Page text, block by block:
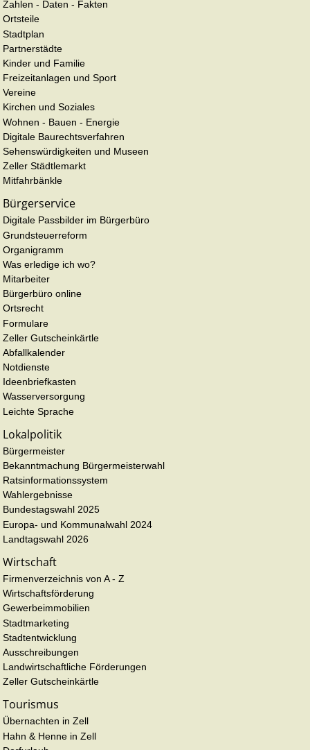
Zahlen - Daten - Fakten
Ortsteile
Stadtplan
Partnerstädte
Kinder und Familie
Freizeitanlagen und Sport
Vereine
Kirchen und Soziales
Wohnen - Bauen - Energie
Digitale Baurechtsverfahren
Sehenswürdigkeiten und Museen
Zeller Städtlemarkt
Mitfahrbänkle
Bürgerservice
Digitale Passbilder im Bürgerbüro
Grundsteuerreform
Organigramm
Was erledige ich wo?
Mitarbeiter
Bürgerbüro online
Ortsrecht
Formulare
Zeller Gutscheinkärtle
Abfallkalender
Notdienste
Ideenbriefkasten
Wasserversorgung
Leichte Sprache
Lokalpolitik
Bürgermeister
Bekanntmachung Bürgermeisterwahl
Ratsinformationssystem
Wahlergebnisse
Bundestagswahl 2025
Europa- und Kommunalwahl 2024
Landtagswahl 2026
Wirtschaft
Firmenverzeichnis von A - Z
Wirtschaftsförderung
Gewerbeimmobilien
Stadtmarketing
Stadtentwicklung
Ausschreibungen
Landwirtschaftliche Förderungen
Zeller Gutscheinkärtle
Tourismus
Übernachten in Zell
Hahn & Henne in Zell